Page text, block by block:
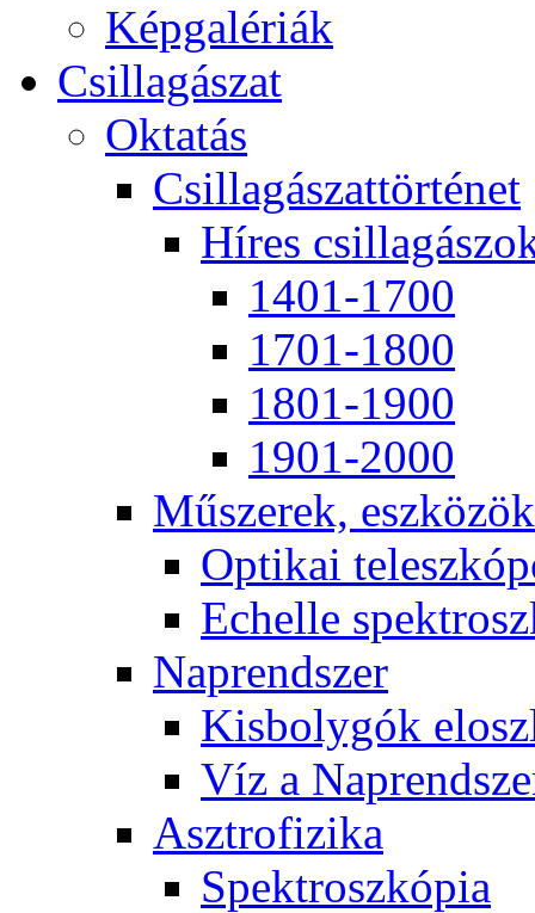
Kép­ga­lé­ri­ák
Csil­la­gá­szat
Ok­ta­tás
Csil­la­gá­szat­tör­té­net
Hí­res
1401-1700
1701-1800
1801-1900
1901-2000
Mű­sze­rek, esz­kö­zök
Op­ti­kai
Echel­le
Nap­rend­szer
Kis­boly­gók
Víz a
Aszt­ro­fi­zi­ka
Spekt­rosz­kó­pia